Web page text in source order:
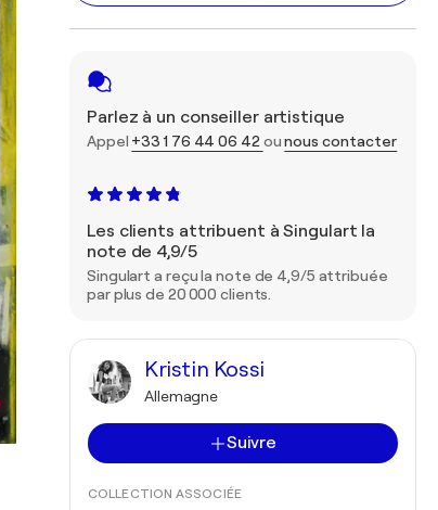
Parlez à un conseiller artistique
Appel +33 1 76 44 06 42 ounous contacter
Les clients attribuent à Singulart la
note de 4,9/5
Singulart a reçu la note de 4,9/5 attribuée
par plus de 20 000 clients.
Kristin Kossi
Allemagne
Suivre
COLLECTION ASSOCIÉE